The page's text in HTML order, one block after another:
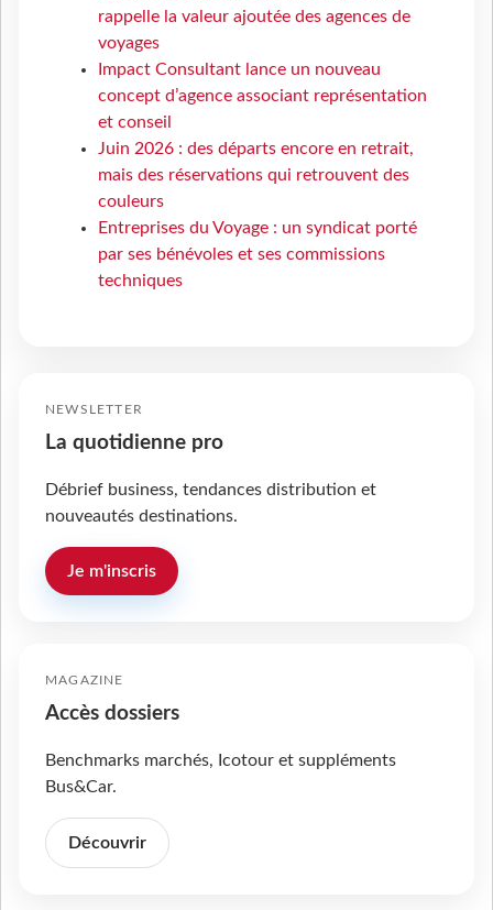
rappelle la valeur ajoutée des agences de
voyages
Impact Consultant lance un nouveau
concept d’agence associant représentation
et conseil
Juin 2026 : des départs encore en retrait,
mais des réservations qui retrouvent des
couleurs
Entreprises du Voyage : un syndicat porté
par ses bénévoles et ses commissions
techniques
NEWSLETTER
La quotidienne pro
Débrief business, tendances distribution et
nouveautés destinations.
Je m'inscris
MAGAZINE
Accès dossiers
Benchmarks marchés, Icotour et suppléments
Bus&Car.
Découvrir